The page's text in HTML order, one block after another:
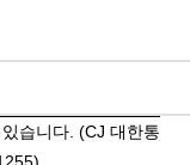
습니다. (CJ 대한통